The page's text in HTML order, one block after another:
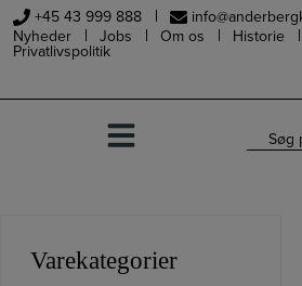
Hop +45 43 999 888
Nyheder
Jobs Om os Historie
Privatlivspolitik
Søg
Varekategorier